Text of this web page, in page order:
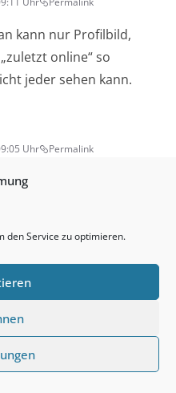
den Service zu optimieren.
kann nur Profilbild,
online“ so
jeder sehen kann.
Uhr Permalink
wissen wer hat
? Profil usw….
nichts zu verbergen“
beliebigen folgende